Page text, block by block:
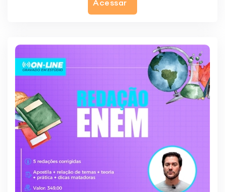
Acessar